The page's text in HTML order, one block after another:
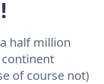
half million
continent
of course not)